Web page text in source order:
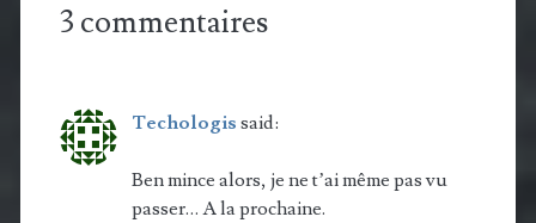
3 commentaires
Techologis said:
Ben mince alors, je ne t’ai même pas vu
passer… A la prochaine.